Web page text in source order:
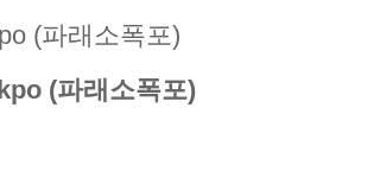
(파래소폭포)
(파래소폭포)